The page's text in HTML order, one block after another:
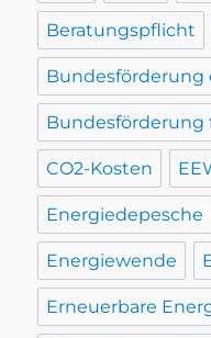
Beratungspflicht
Bundesförderung
Bundesförderung
CO2-Kosten
Energiedepesche
Energiewende
Erneuerbare